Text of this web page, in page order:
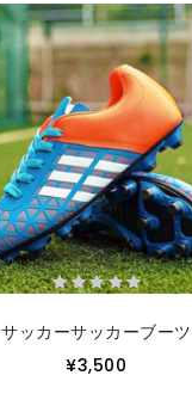
サッカーサッカーブーツ
¥3,500